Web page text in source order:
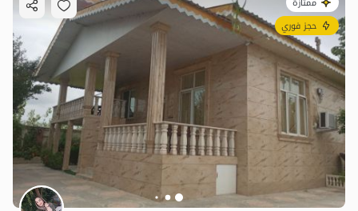
4.5مليون ت 4.9
حجز فوري